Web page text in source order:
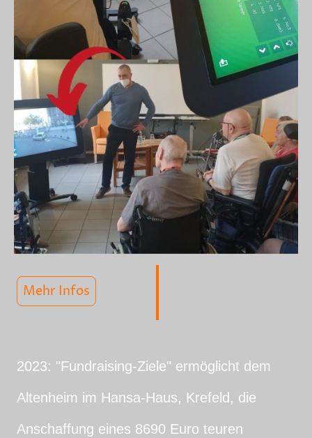
Mehr Infos
2023: "Fundraising-Ziele" ermöglicht dem
Altenheim im Hansa-Haus, Krefeld, die
Anschaffung eines 8690 Euro teuren